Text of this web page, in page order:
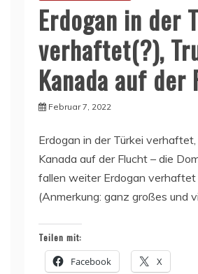
Erdogan in der
verhaftet(?),
Kanada auf der
Februar 7, 2022
Erdogan in der Türkei verhaftet,
Kanada auf der Flucht – die
fallen weiter Erdogan verhaftet
(Anmerkung: ganz großes und
Teilen mit:
Facebook X